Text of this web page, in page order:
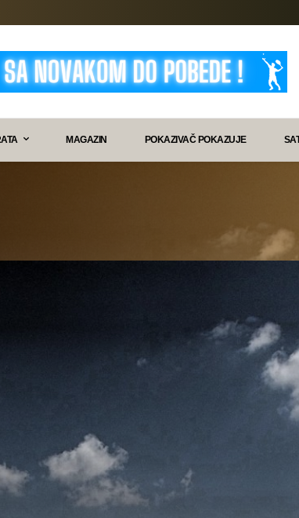
MAGAZIN POKAZIVAČ POKAZUJE